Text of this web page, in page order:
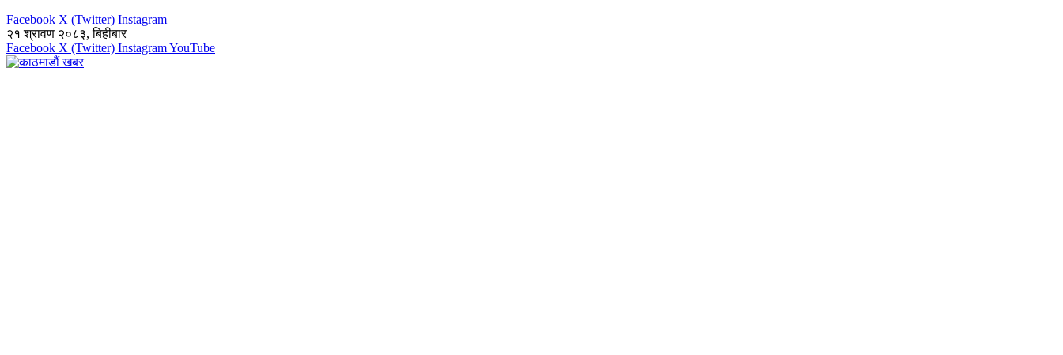
Facebook X (Twitter) Instagram
२१ श्रावण २०८३, बिहीबार
Facebook X (Twitter) InstagramYouTube